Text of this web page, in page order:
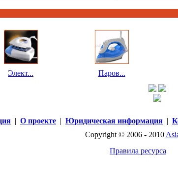
Элект... Паров...
| О проекте | Юридическая информация |
Copyright © 2006 - 2010
Правила ресурса